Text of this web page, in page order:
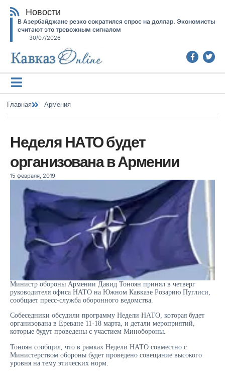
Новости
В Азербайджане резко сократился спрос на доллар. Экономисты
считают это тревожным сигналом
30/07/2026
Главная Армения
Неделя НАТО будет
организована в Армении
15 февраля, 2019
Министр обороны Армении Давид Тоноян принял в четверг
руководителя офиса НАТО на Южном Кавказе Розарию Пуглиси,
сообщает пресс-служба оборонного ведомства.
Собеседники обсудили программу Недели НАТО, которая будет
организована в Ереване 11-18 марта, и детали мероприятий,
которые будут проведены с участием Минобороны.
Тоноян сообщил, что в рамках Недели НАТО совместно с
Министерством обороны будет проведено совещание высокого
уровня на тему этических норм.